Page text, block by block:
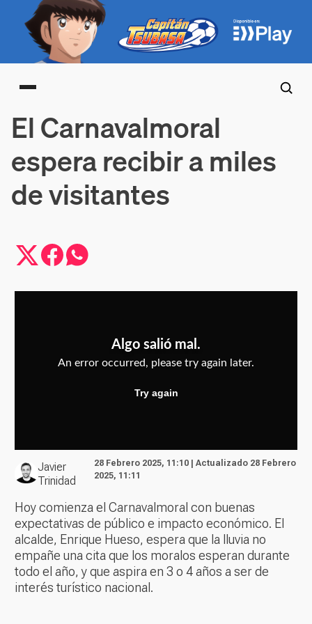
Main menu
El Carnavalmoral
espera recibir a miles
de visitantes
Javier
Trinidad
28 Febrero 2025, 11:10 | Actualizado 28 Febrero
2025, 11:11
Hoy comienza el Carnavalmoral con buenas
expectativas de público e impacto económico. El
alcalde, Enrique Hueso, espera que la lluvia no
empañe una cita que los moralos esperan durante
todo el año, y que aspira en 3 o 4 años a ser de
interés turístico nacional.